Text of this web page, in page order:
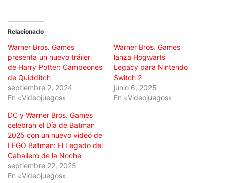
Relacionado
Warner Bros. Games
presenta un nuevo tráiler
de Harry Potter: Campeones
de Quidditch
septiembre 2, 2024
En «Videojuegos»
Warner Bros. Games
lanza Hogwarts
Legacy para Nintendo
Switch 2
junio 6, 2025
En «Videojuegos»
DC y Warner Bros. Games
celebran el Día de Batman
2025 con un nuevo video de
LEGO Batman: El Legado del
Caballero de la Noche
septiembre 22, 2025
En «Videojuegos»